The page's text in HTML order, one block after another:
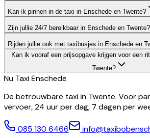
Kan ik pinnen in de taxi in Enschede en Twente?
Zijn jullie 24/7 bereikbaar in Enschede en Twente?
Rijden jullie ook met taxibusjes in Enschede en
Kan ik vooraf een prijsopgave krijgen voor een
Twente?
Nu TaxiEnschede
De betrouwbare taxi in Twente. Voor
vervoer, 24 uur per dag, 7 dagen per
085 130 6466